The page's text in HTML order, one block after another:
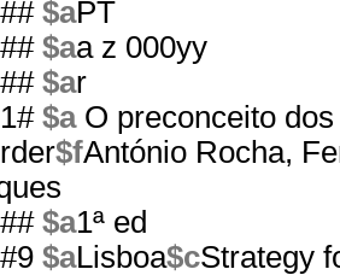
## $aPT
## $aa z 000yy
## $ar
1# $aO preconceito dos
$fAntónio Rocha,
## $a1ª ed
#9 $aLisboa$cStrategy